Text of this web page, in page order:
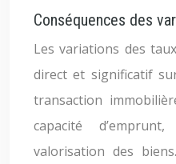
Conséquences des
Les variations des
direct et significatif
transaction
capacité
valorisation des